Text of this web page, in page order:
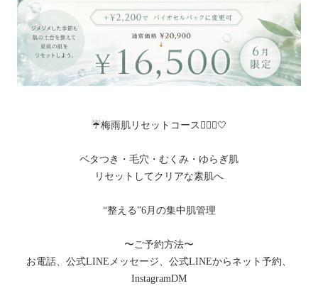
☔️梅雨肌リセットコース💆🏻‍♀️🤍
ベタつき・毛穴・むくみ・ゆらぎ肌
リセットしてクリアな素肌へ
“整える”6月の集中肌管理
〜ご予約方法〜
お電話、公式LINEメッセージ、公式LINEからネット予約、
InstagramDM